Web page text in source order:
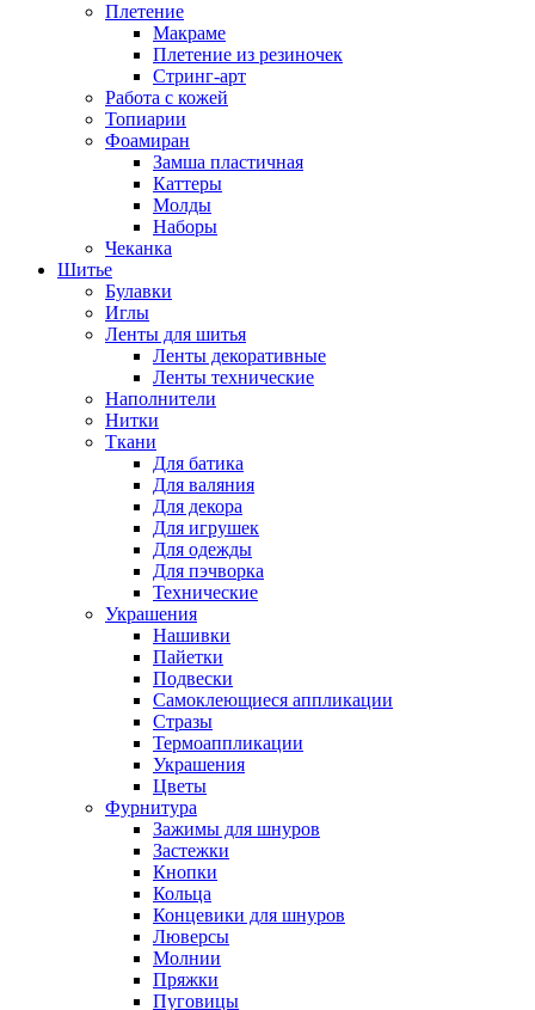
Плетение
Макраме
Плетение из резиночек
Стринг-арт
Работа с кожей
Топиарии
Фоамиран
Замша пластичная
Каттеры
Молды
Наборы
Чеканка
Шитье
Булавки
Иглы
Ленты для шитья
Ленты декоративные
Ленты технические
Наполнители
Нитки
Ткани
Для батика
Для валяния
Для декора
Для игрушек
Для одежды
Для пэчворка
Технические
Украшения
Нашивки
Пайетки
Подвески
Самоклеющиеся аппликации
Стразы
Термоаппликации
Украшения
Цветы
Фурнитура
Зажимы для шнуров
Застежки
Кнопки
Кольца
Концевики для шнуров
Люверсы
Молнии
Пряжки
Пуговицы